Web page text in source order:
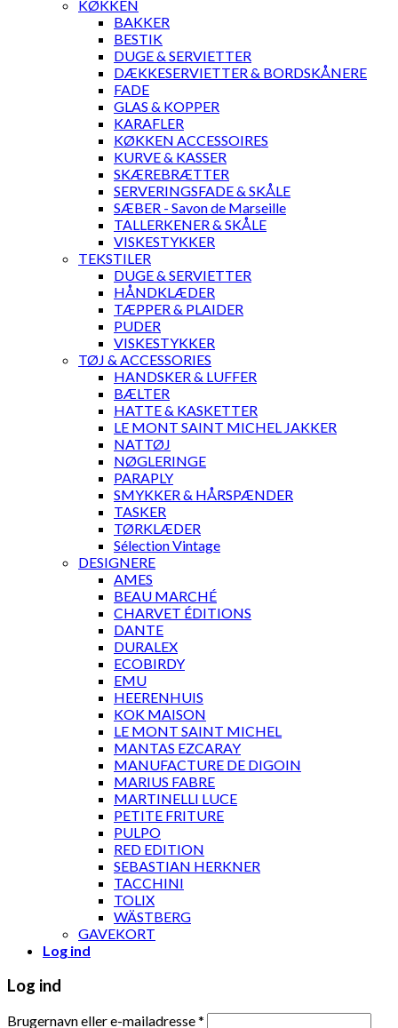
KØKKEN
BAKKER
BESTIK
DUGE & SERVIETTER
DÆKKESERVIETTER & BORDSKÅNERE
FADE
GLAS & KOPPER
KARAFLER
KØKKEN ACCESSOIRES
KURVE & KASSER
SKÆREBRÆTTER
SERVERINGSFADE & SKÅLE
SÆBER - Savon de Marseille
TALLERKENER & SKÅLE
VISKESTYKKER
TEKSTILER
DUGE & SERVIETTER
HÅNDKLÆDER
TÆPPER & PLAIDER
PUDER
VISKESTYKKER
TØJ & ACCESSORIES
HANDSKER & LUFFER
BÆLTER
HATTE & KASKETTER
LE MONT SAINT MICHEL JAKKER
NATTØJ
NØGLERINGE
PARAPLY
SMYKKER & HÅRSPÆNDER
TASKER
TØRKLÆDER
Sélection Vintage
DESIGNERE
AMES
BEAU MARCHÉ
CHARVET ÉDITIONS
DANTE
DURALEX
ECOBIRDY
EMU
HEERENHUIS
KOK MAISON
LE MONT SAINT MICHEL
MANTAS EZCARAY
MANUFACTURE DE DIGOIN
MARIUS FABRE
MARTINELLI LUCE
PETITE FRITURE
PULPO
RED EDITION
SEBASTIAN HERKNER
TACCHINI
TOLIX
WÄSTBERG
GAVEKORT
Log ind
Log ind
Brugernavn eller e-mailadresse*